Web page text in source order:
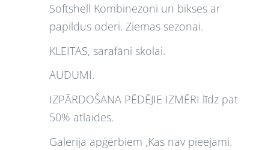
Softshell Kombinezoni un bikses ar
papildus oderi. Ziemas sezonai.
KLEITAS, sarafāni skolai.
AUDUMI.
IZPĀRDOŠANA PĒDĒJIE IZMĒRI līdz pat
50% atlaides.
Galerija apģērbiem ,Kas nav pieejami.